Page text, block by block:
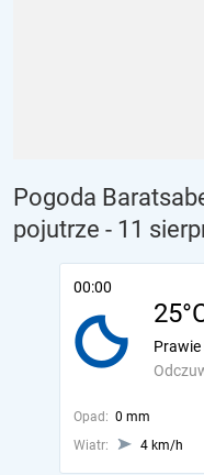
Pogoda
pojutrze - 11
00:00
Opad: 0 mm
Wiatr:
4 km/h